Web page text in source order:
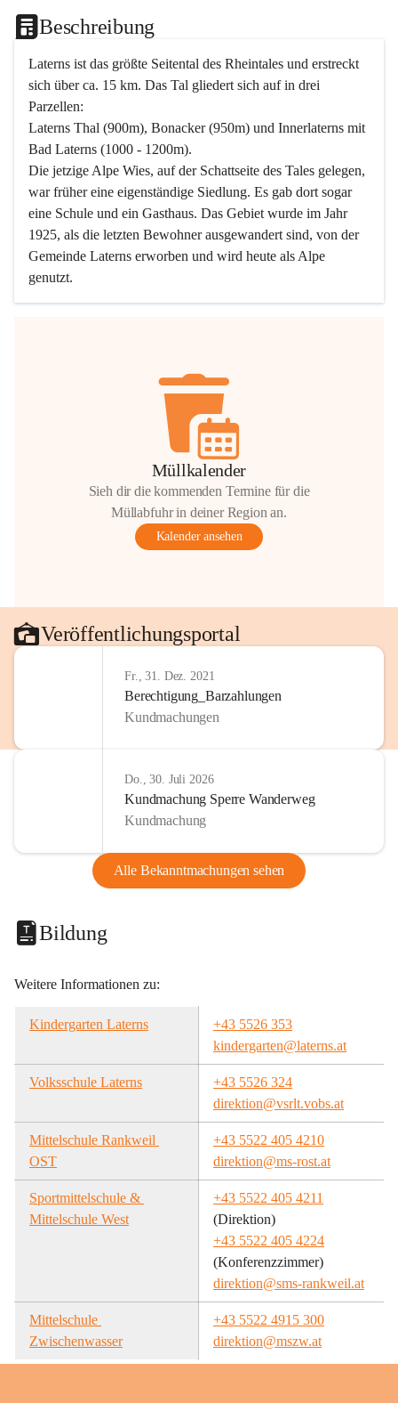
Beschreibung
Laterns ist das größte Seitental des Rheintales und erstreckt
sich über ca. 15 km. Das Tal gliedert sich auf in drei
Parzellen:
Laterns Thal (900m), Bonacker (950m) und Innerlaterns mit
Bad Laterns (1000 - 1200m).
Die jetzige Alpe Wies, auf der Schattseite des Tales gelegen,
war früher eine eigenständige Siedlung. Es gab dort sogar
eine Schule und ein Gasthaus. Das Gebiet wurde im Jahr
1925, als die letzten Bewohner ausgewandert sind, von der
Gemeinde Laterns erworben und wird heute als Alpe
genutzt.
Müllkalender
Sieh dir die kommenden Termine für die
Müllabfuhr in deiner Region an.
Kalender ansehen
Veröffentlichungsportal
Fr., 31. Dez. 2021
Berechtigung_Barzahlungen
Kundmachungen
Do., 30. Juli 2026
Kundmachung Sperre Wanderweg
Kundmachung
Alle Bekanntmachungen sehen
Bildung
Weitere Informationen zu:
Kindergarten Laterns
+43 5526 353
kindergarten@laterns.at
Volksschule Laterns
+43 5526 324
direktion@vsrlt.vobs.at
Mittelschule Rankweil
OST
+43 5522 405 4210
direktion@ms-rost.at
Sportmittelschule &
Mittelschule West
+43 5522 405 4211
(Direktion)
+43 5522 405 4224
(Konferenzzimmer)
direktion@sms-rankweil.at
Mittelschule
Zwischenwasser
+43 5522 4915 300
direktion@mszw.at